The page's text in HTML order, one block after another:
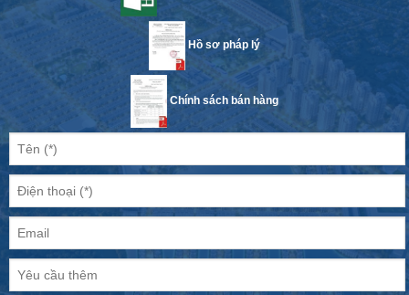
Hồ sơ pháp lý
Chính sách bán hàng